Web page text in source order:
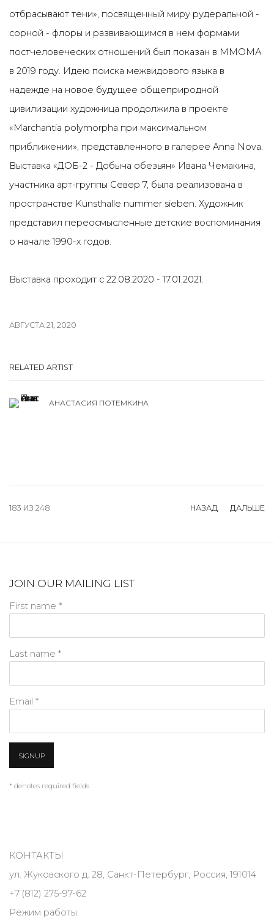
отбрасывают тени», посвященный миру рудеральной -
сорной - флоры и развивающимся в нем формами
постчеловеческих отношений был показан в ММОМА
в 2019 году. Идею поиска межвидового языка в
надежде на новое будущее общеприродной
цивилизации художница продолжила в проекте
«Marchantia polymorpha при максимальном
приближении», представленного в галерее Anna Nova.
Выставка «ДОБ-2 - Добыча обезьян» Ивана Чемакина,
участника арт-группы Север 7, была реализована в
пространстве Kunsthalle nummer sieben. Художник
представил переосмысленные детские воспоминания
о начале 1990-х годов.
Выставка проходит с 22.08.2020 - 17.01.2021.
АВГУСТА 21, 2020
RELATED ARTIST
АНАСТАСИЯ ПОТЕМКИНА
НАЗАД ДАЛЬШЕ
183 ИЗ 248
JOIN OUR MAILING LIST
First name *
Last name *
Email *
SIGNUP
* denotes required fields
КОНТАКТЫ
ул. Жуковского д. 28, Санкт-Петербург, Россия, 191014
+7 (812) 275-97-62
Режим работы: